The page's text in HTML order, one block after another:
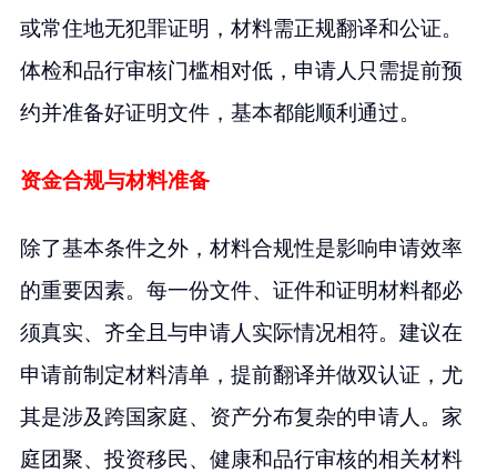
或常住地无犯罪证明，材料需正规翻译和公证。
体检和品行审核门槛相对低，申请人只需提前预
约并准备好证明文件，基本都能顺利通过。
资金合规与材料准备
除了基本条件之外，材料合规性是影响申请效率
的重要因素。每一份文件、证件和证明材料都必
须真实、齐全且与申请人实际情况相符。建议在
申请前制定材料清单，提前翻译并做双认证，尤
其是涉及跨国家庭、资产分布复杂的申请人。家
庭团聚、投资移民、健康和品行审核的相关材料